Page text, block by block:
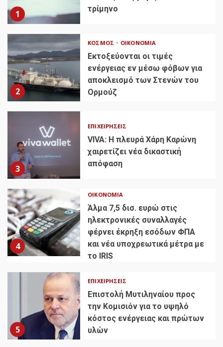
1
τρίμηνο
2
ΚΌΣΜΟΣ ΟΙΚΟΝΟΜΊΑ
Εκτοξεύονται οι τιμές
ενέργειας εν μέσω φόβων για
αποκλεισμό των Στενών του
Ορμούζ
3
ΕΠΙΧΕΙΡΉΣΕΙΣ
VIVA: Η πλευρά Χάρη Καρώνη
χαιρετίζει νέα δικαστική
απόφαση
4
ΟΙΚΟΝΟΜΊΑ
Άλμα 7,5 δισ. ευρώ στις
ηλεκτρονικές συναλλαγές
φέρνει έκρηξη εσόδων ΦΠΑ
και νέα υποχρεωτικά μέτρα με
το IRIS
5
ΕΠΙΧΕΙΡΉΣΕΙΣ
Επιστολή Μυτιληναίου προς
την Κομισιόν για το υψηλό
κόστος ενέργειας και πρώτων
υλών